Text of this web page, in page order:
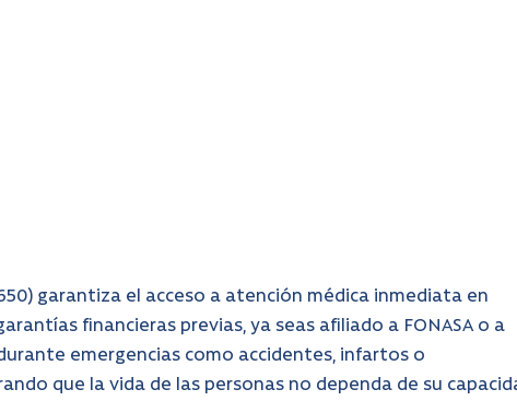
garantiza el acceso a atención médica inmediata en
financieras previas, ya seas afiliado a FONASA o a
emergencias como accidentes, infartos o
que la vida de las personas no dependa de su